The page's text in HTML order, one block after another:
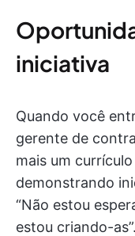
iniciativa
Quando você
gerente de
mais um
demonstrando
“Não estou
estou criando-as”.